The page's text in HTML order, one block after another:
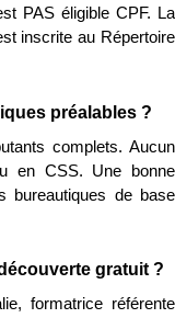
PAS éligible CPF. La
inscrite au Répertoire
préalables ?
complets. Aucun
en CSS. Une bonne
bureautiques de base
gratuit ?
formatrice référente